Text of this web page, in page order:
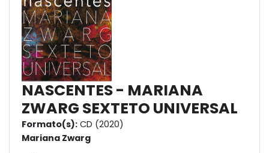
NASCENTES - MARIANA
ZWARG SEXTETO UNIVERSAL
Formato(s): CD (2020)
Mariana Zwarg